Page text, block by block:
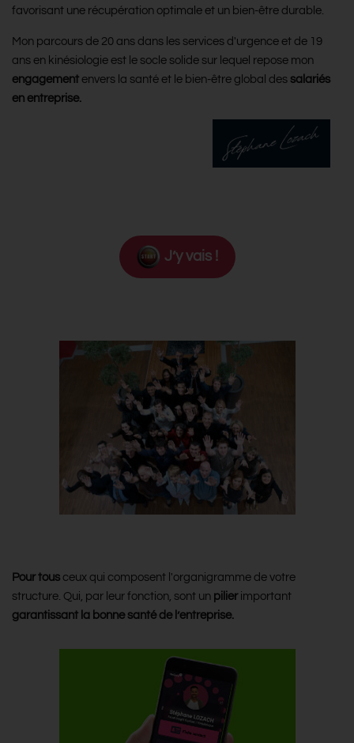
favorisant une récupération optimale et un bien-être durable.
Mon parcours de 20 ans dans les services d'urgence et de 19
ans en kinésiologie est le socle solide sur lequel repose mon
engagement envers la santé et le bien-être global des salariés
en entreprise.
J’y vais !
Pour tous ceux qui composent l'organigramme de votre
structure. Qui, par leur fonction, sont un pilierimportant
garantissant la bonne santé de l’entreprise.